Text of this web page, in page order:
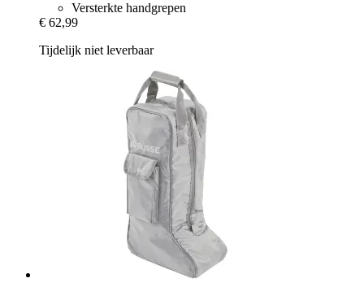
Versterkte handgrepen
€ 62,99
Tijdelijk niet leverbaar